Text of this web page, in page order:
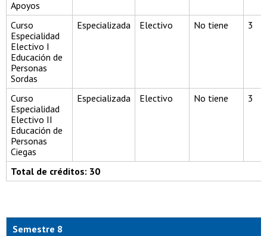
Apoyos
Curso
Especialidad
Electivo I
Educación de
Personas
Sordas
Especializada Electivo No tiene 3
Curso
Especialidad
Electivo II
Educación de
Personas
Ciegas
Especializada Electivo No tiene 3
Total de créditos: 30
Semestre 8